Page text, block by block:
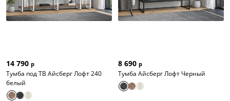
14 790 р
Тумба под ТВ Айсберг Лофт 240
белый
8 690 р
Тумба Айсберг Лофт Черный